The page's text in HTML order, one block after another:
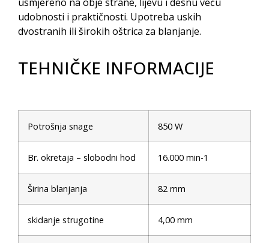
udobnosti i praktičnosti. Upotreba uskih
dvostranih ili širokih oštrica za blanjanje.
TEHNIČKE INFORMACIJE
Potrošnja snage 850 W
Br. okretaja – slobodni hod 16.000 min-1
Širina blanjanja 82 mm
skidanje strugotine 4,00 mm